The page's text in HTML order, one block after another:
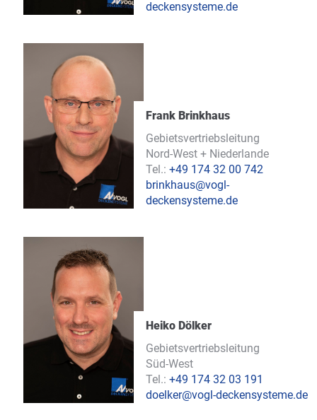
deckensysteme.de
Frank Brinkhaus
Gebietsvertriebsleitung
Nord-West + Niederlande
Tel.:+49 174 32 00 742
brinkhaus@vogl-
deckensysteme.de
Heiko Dölker
Gebietsvertriebsleitung
Süd-West
Tel.:+49 174 32 03 191
doelker@vogl-deckensysteme.de